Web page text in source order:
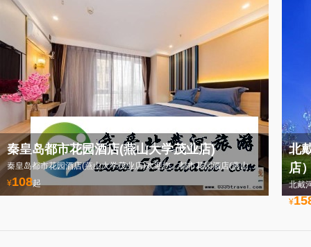
秦皇岛都市花园酒店(燕山大学茂业店)
秦皇岛都市花园酒店(燕山大学茂业店)欢迎您，都市花园酒店(燕山大学茂业)电话0335-3522588
¥108起
北
店
¥